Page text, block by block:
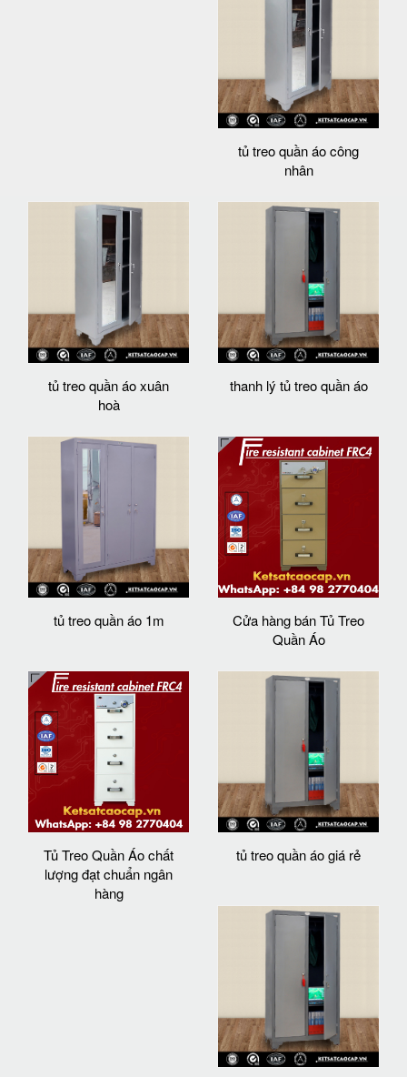
tủ treo quần áo công
nhân
tủ treo quần áo xuân
hoà
thanh lý tủ treo quần áo
tủ treo quần áo 1m
Cửa hàng bán Tủ Treo
Quần Áo
Tủ Treo Quần Áo chất
lượng đạt chuẩn ngân
hàng
tủ treo quần áo giá rẻ